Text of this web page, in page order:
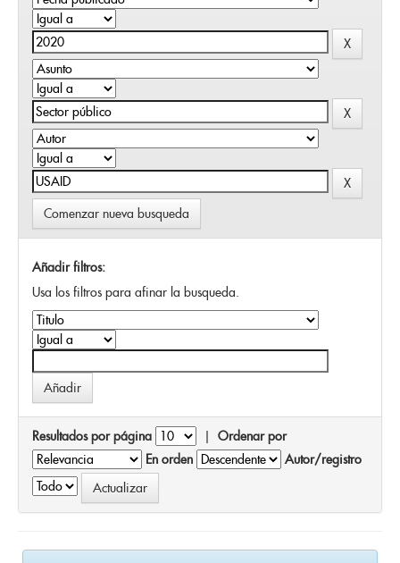
Comenzar nueva busqueda
Añadir filtros:
Usa los filtros para afinar la busqueda.
Resultados por página | Ordenar por
En orden
Autor/registro